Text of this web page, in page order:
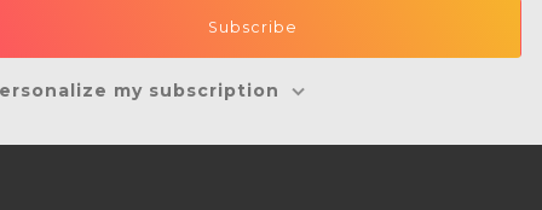
my subscription